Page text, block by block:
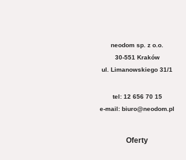
neodom sp. z o.o.
30-551 Kraków
ul. Limanowskiego 31/1
tel: 12 656 70 15
e-mail: biuro@neodom.pl
Oferty